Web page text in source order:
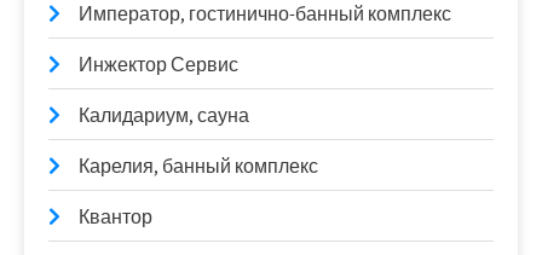
Император, гостинично-банный комплекс
Инжектор Сервис
Калидариум, сауна
Карелия, банный комплекс
Квантор